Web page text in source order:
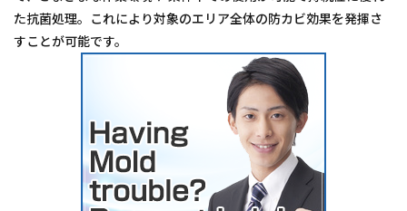
た抗菌処理。これにより対象のエリア全体の防カビ効果を発揮さ
すことが可能です。